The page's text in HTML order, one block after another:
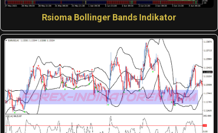
Rsioma Bollinger Bands Indikator